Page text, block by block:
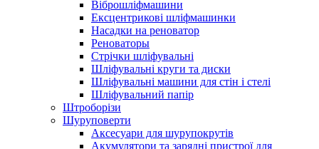
Віброшліфмашини
Ексцентрикові шліфмашинки
Насадки на реноватор
Реноваторы
Стрічки шліфувальні
Шліфувальні круги та диски
Шліфувальні машини для стін і стелі
Шліфувальний папір
Штроборізи
Шуруповерти
Аксесуари для шурупокрутів
Акумулятори та зарядні пристрої для